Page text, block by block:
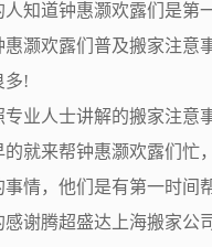
道钟惠灏欢露们是第
灏欢露们普及搬家注
多!
人士讲解的搬家注意事
就来帮钟惠灏欢露们
情，他们是有第一时间
腾超盛达上海搬家公